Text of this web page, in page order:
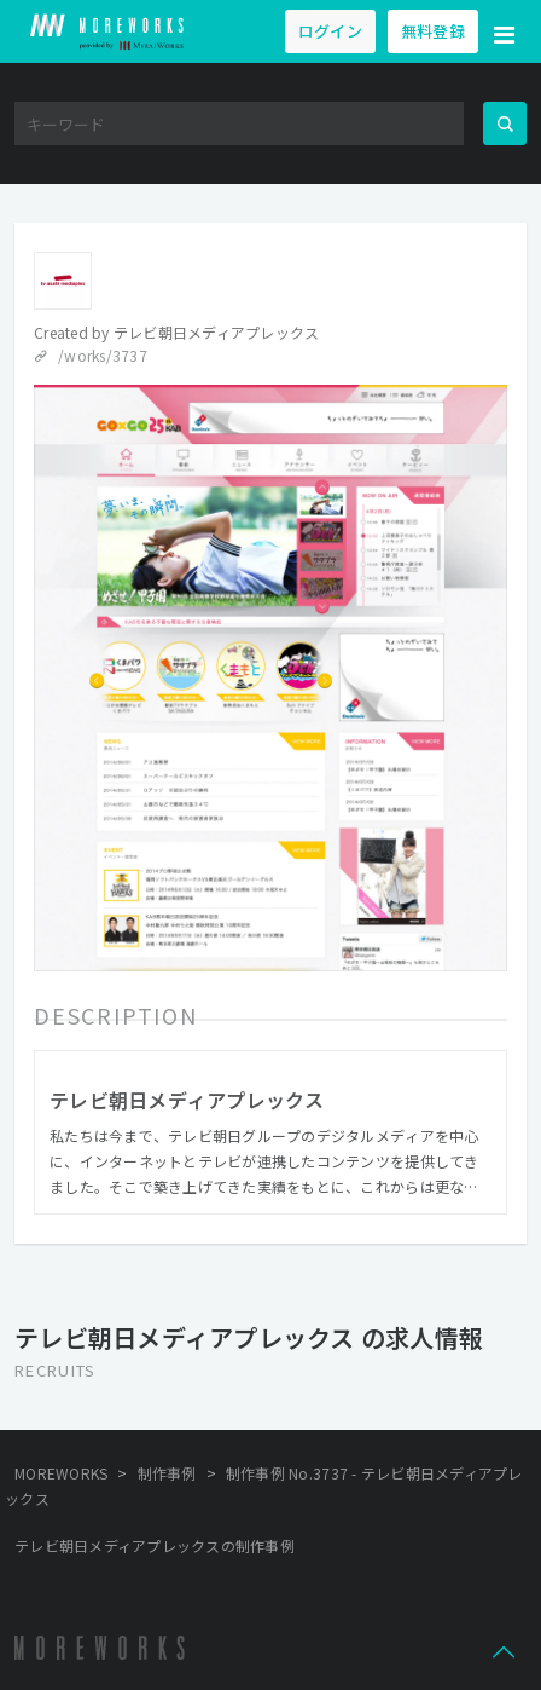
ログイン 無料登録
Created by テレビ朝日メディアプレックス
/works/3737
DESCRIPTION
テレビ朝日メディアプレックス
私たちは今まで、テレビ朝日グループのデジタルメディアを中心
に、インターネットとテレビが連携したコンテンツを提供してき
ました。そこで築き上げてきた実績をもとに、これからは更なる
ル”そのものを刺激すること。 テレビ朝日メディアプレックスは、
未知なる可能性を創造致します。
テレビ朝日メディアプレックス の求人情報
RECRUITS
MOREWORKS > 制作事例 > 制作事例 No.3737 - テレビ朝日メディアプレ
ックス
テレビ朝日メディアプレックスの制作事例